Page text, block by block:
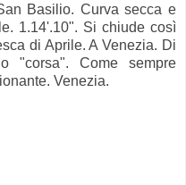
Basilio. Curva secca e
1.14'.10". Si chiude così
di Aprile. A Venezia. Di
"corsa". Come sempre
Venezia.